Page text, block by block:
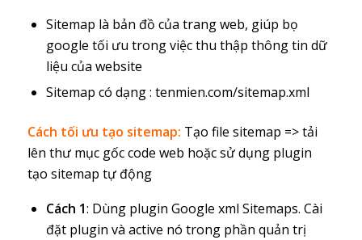
Sitemap là bản đồ của trang web, giúp bọ
google tối ưu trong việc thu thập thông tin dữ
liệu của website
Sitemap có dạng : tenmien.com/sitemap.xml
Cách tối ưu tạo sitemap: Tạo file sitemap => tải
lên thư mục gốc code web hoặc sử dụng plugin
tạo sitemap tự động
Cách 1: Dùng plugin Google xml Sitemaps. Cài
đặt plugin và active nó trong phần quản trị